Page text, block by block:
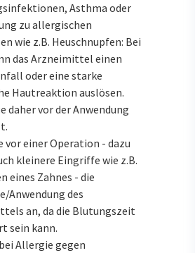
Asthma oder
zu allergischen
wie z.B. Heuschnupfen: Bei
das Arzneimittel einen
oder eine starke
Hautreaktion auslösen.
daher vor der Anwendung
vor einer Operation - dazu
kleinere Eingriffe wie z.B.
eines Zahnes - die
Anwendung des
an, da die Blutungszeit
sein kann.
Allergie gegen